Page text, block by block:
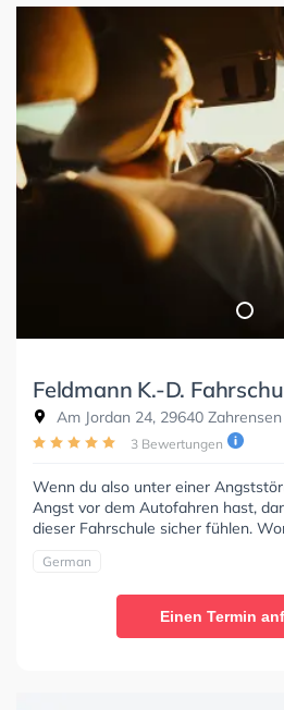
Feldmann K.-D.
Am Jordan 24, 29640 Zahrensen
3 Bewertungen
Wenn du also unter einer
Angst vor dem Autofahren hast,
dieser Fahrschule sicher fühlen.
German
Einen Termin